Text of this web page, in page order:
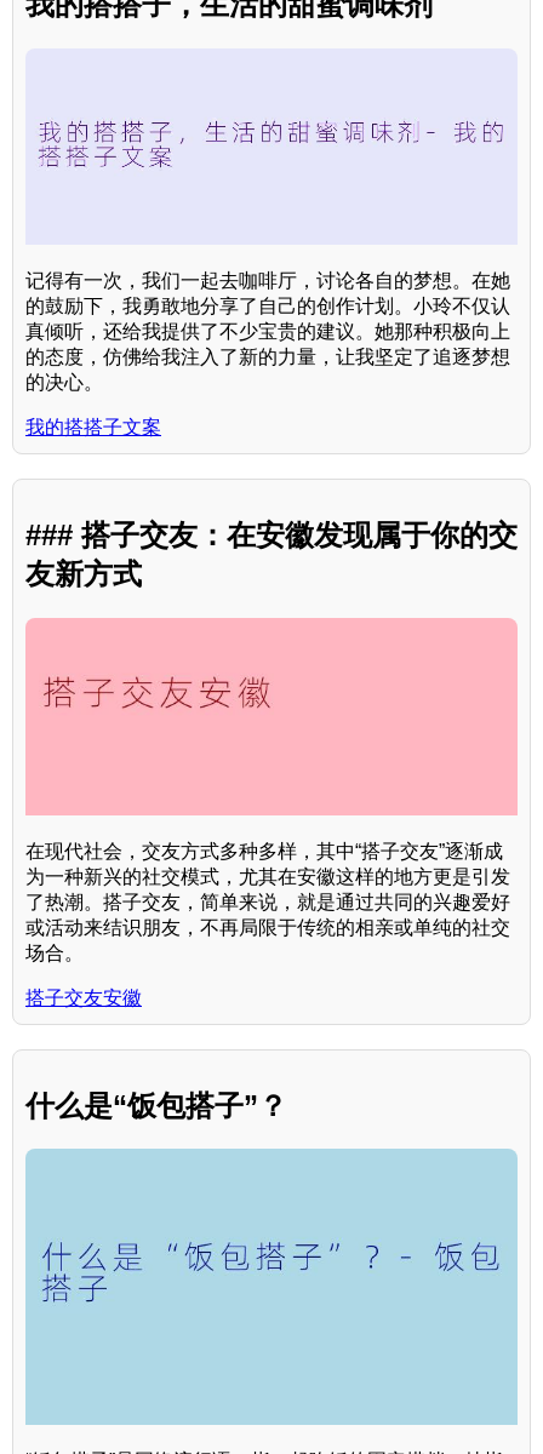
记得有一次，我们一起去咖啡厅，讨论各自的梦想。在她
的鼓励下，我勇敢地分享了自己的创作计划。小玲不仅认
真倾听，还给我提供了不少宝贵的建议。她那种积极向上
的态度，仿佛给我注入了新的力量，让我坚定了追逐梦想
的决心。
我的搭搭子文案
### 搭子交友：在安徽发现属于你的交
友新方式
在现代社会，交友方式多种多样，其中“搭子交友”逐渐成
为一种新兴的社交模式，尤其在安徽这样的地方更是引发
了热潮。搭子交友，简单来说，就是通过共同的兴趣爱好
或活动来结识朋友，不再局限于传统的相亲或单纯的社交
场合。
搭子交友安徽
什么是“饭包搭子”？